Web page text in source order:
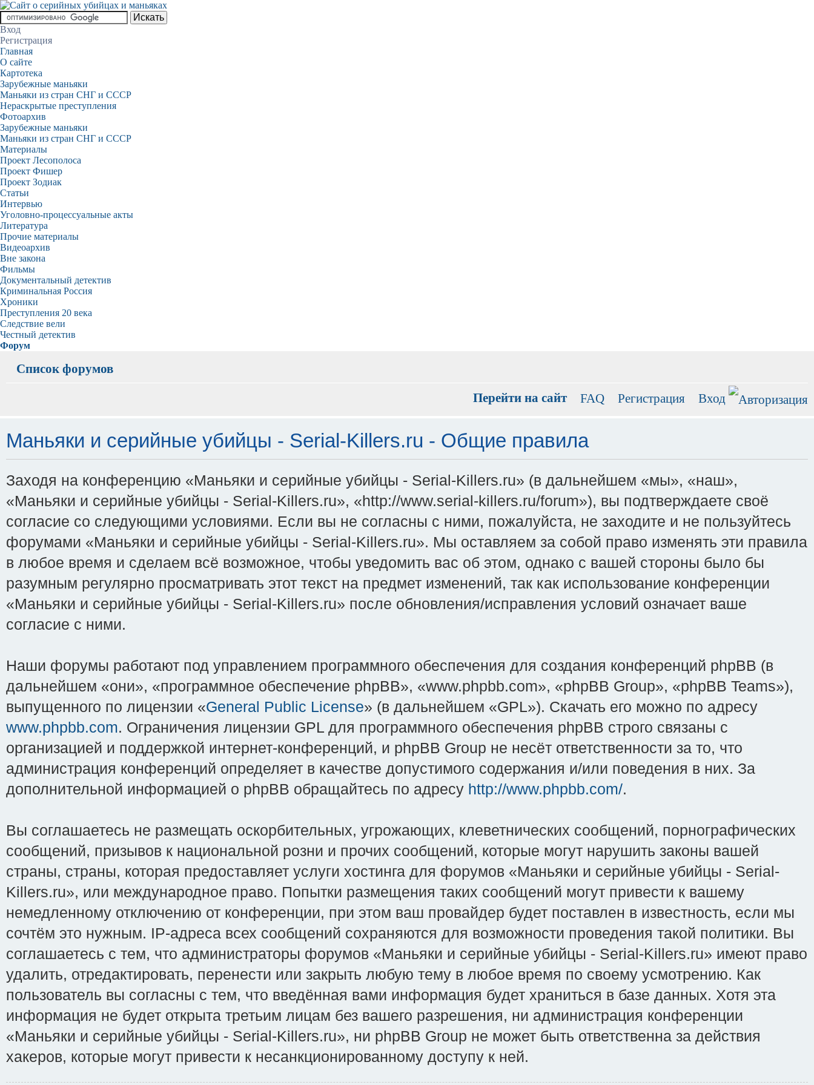
Вход
Регистрация
Главная
О сайте
Картотека
Зарубежные маньяки
Маньяки из стран СНГ и СССР
Нераскрытые преступления
Фотоархив
Зарубежные маньяки
Маньяки из стран СНГ и СССР
Материалы
Проект Лесополоса
Проект Фишер
Проект Зодиак
Статьи
Интервью
Уголовно-процессуальные акты
Литература
Прочие материалы
Видеоархив
Вне закона
Фильмы
Документальный детектив
Криминальная Россия
Хроники
Преступления 20 века
Следствие вели
Честный детектив
Форум
Список форумов
Перейти на сайт FAQ Регистрация Вход
Маньяки и серийные убийцы - Serial-Killers.ru - Общие правила
Заходя на конференцию «Маньяки и серийные убийцы - Serial-Killers.ru» (в дальнейшем «мы», «наш»,
«Маньяки и серийные убийцы - Serial-Killers.ru», «http://www.serial-killers.ru/forum»), вы подтверждаете своё
согласие со следующими условиями. Если вы не согласны с ними, пожалуйста, не заходите и не пользуйтесь
форумами «Маньяки и серийные убийцы - Serial-Killers.ru». Мы оставляем за собой право изменять эти правила
в любое время и сделаем всё возможное, чтобы уведомить вас об этом, однако с вашей стороны было бы
разумным регулярно просматривать этот текст на предмет изменений, так как использование конференции
«Маньяки и серийные убийцы - Serial-Killers.ru» после обновления/исправления условий означает ваше
согласие с ними.
Наши форумы работают под управлением программного обеспечения для создания конференций phpBB (в
дальнейшем «они», «программное обеспечение phpBB», «www.phpbb.com», «phpBB Group», «phpBB Teams»),
выпущенного по лицензии «General Public License» (в дальнейшем «GPL»). Скачать его можно по адресу
www.phpbb.com. Ограничения лицензии GPL для программного обеспечения phpBB строго связаны с
организацией и поддержкой интернет-конференций, и phpBB Group не несёт ответственности за то, что
администрация конференций определяет в качестве допустимого содержания и/или поведения в них. За
дополнительной информацией о phpBB обращайтесь по адресу http://www.phpbb.com/.
Вы соглашаетесь не размещать оскорбительных, угрожающих, клеветнических сообщений, порнографических
сообщений, призывов к национальной розни и прочих сообщений, которые могут нарушить законы вашей
страны, страны, которая предоставляет услуги хостинга для форумов «Маньяки и серийные убийцы - Serial-
Killers.ru», или международное право. Попытки размещения таких сообщений могут привести к вашему
немедленному отключению от конференции, при этом ваш провайдер будет поставлен в известность, если мы
сочтём это нужным. IP-адреса всех сообщений сохраняются для возможности проведения такой политики. Вы
соглашаетесь с тем, что администраторы форумов «Маньяки и серийные убийцы - Serial-Killers.ru» имеют право
удалить, отредактировать, перенести или закрыть любую тему в любое время по своему усмотрению. Как
пользователь вы согласны с тем, что введённая вами информация будет храниться в базе данных. Хотя эта
информация не будет открыта третьим лицам без вашего разрешения, ни администрация конференции
«Маньяки и серийные убийцы - Serial-Killers.ru», ни phpBB Group не может быть ответственна за действия
хакеров, которые могут привести к несанкционированному доступу к ней.